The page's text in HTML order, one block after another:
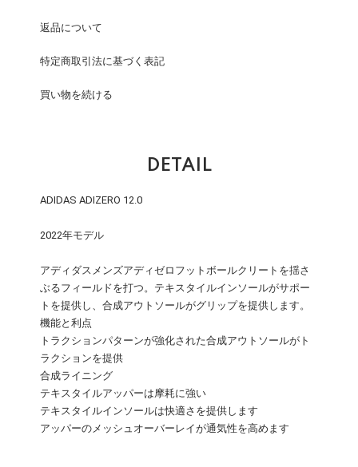
返品について
特定商取引法に基づく表記
買い物を続ける
DETAIL
ADIDAS ADIZERO 12.0
2022年モデル
アディダスメンズアディゼロフットボールクリートを揺さ
ぶるフィールドを打つ。テキスタイルインソールがサポー
トを提供し、合成アウトソールがグリップを提供します。
機能と利点
トラクションパターンが強化された合成アウトソールがト
ラクションを提供
合成ライニング
テキスタイルアッパーは摩耗に強い
テキスタイルインソールは快適さを提供します
アッパーのメッシュオーバーレイが通気性を高めます